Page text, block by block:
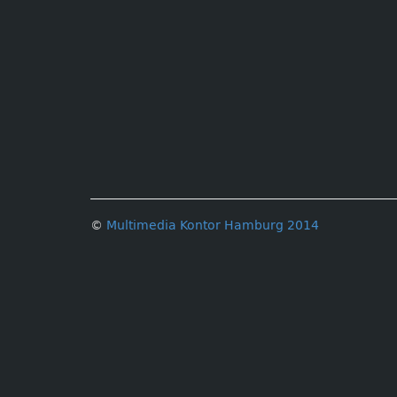
© Multimedia Kontor Hamburg 2014